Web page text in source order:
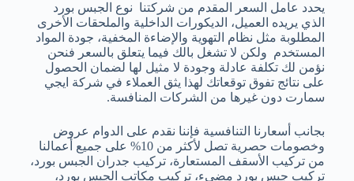
يحدد عامل السعر المقدم من شركتنا نوع الجبس بورد
الذي يريده العميل، الديكورات الداخلية والملحقات الأخرى
المطلوبة مثل نظام التهوية والإضاءة المخفية، جودة المواد
المستخدم ولكن لا تشغل بالك فيما يتعلق بالسعر فنحن
نؤمن لك تكلفة عادلة وجودة لا مثيل لها لضمان الحصول
على نتائج تفوق توقعاتك لهذا يثق العملاء في شركة ايجي
سمارت دون غيرها من الشركات المنافسة.
بجانب أسعارنا التنافسية فإننا نقدم على الدوام عروض
وخصومات حصرية تصل لأكثر من 10% على جميع أعمالنا
من تركيب الأسقف المستعارة، تركيب جدران الجبس بورد،
تركيب جبس بورد مضىء، تركيب مكاتب الجبس بورد،